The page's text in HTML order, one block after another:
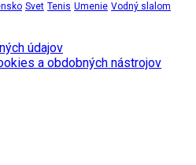
Svet Tenis Umenie Vodný slalom
údajov
a obdobných nástrojov